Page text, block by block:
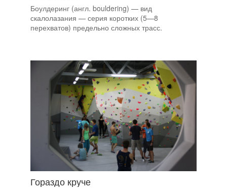
Боулдеринг (англ. bouldering) — вид
скалолазания — серия коротких (5—8
перехватов) предельно сложных трасс.
Гораздо круче